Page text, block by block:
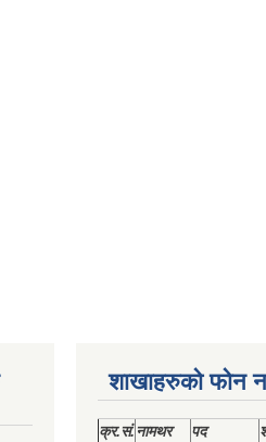
शाखाहरुको फोन
क्र.सं.नामथर पद